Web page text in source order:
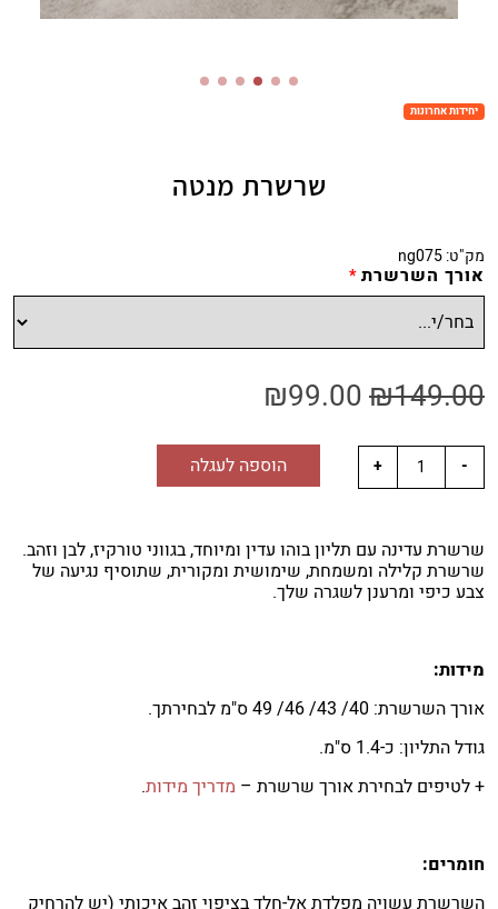
יחידות אחרונות
שרשרת מנטה
מק"ט:ng075
אורך השרשרת*
₪149.00
₪99.00
הוספה לעגלה
שרשרת עדינה עם תליון בוהו עדין ומיוחד, בגווני טורקיז, לבן וזהב.
שרשרת קלילה ומשמחת, שימושית ומקורית, שתוסיף נגיעה של
צבע כיפי ומרענן לשגרה שלך.
מידות:
אורך השרשרת: 40/ 43/ 46/ 49 ס"מ לבחירתך.
גודל התליון: כ-1.4 ס"מ.
+ לטיפים לבחירת אורך שרשרת – מדריך מידות.
חומרים:
השרשרת עשויה מפלדת אל-חלד בציפוי זהב איכותי (יש להרחיק